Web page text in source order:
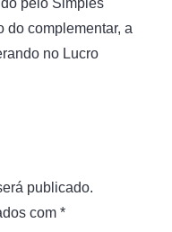
pelo Simples
do complementar, a
no Lucro
publicado.
com *